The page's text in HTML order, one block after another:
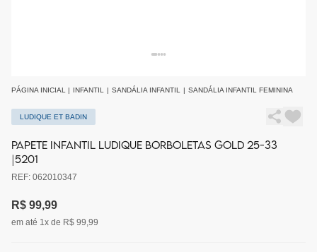
PÁGINA INICIAL | INFANTIL | SANDÁLIA INFANTIL | SANDÁLIA INFANTIL FEMININA
LUDIQUE ET BADIN
PAPETE INFANTIL LUDIQUE BORBOLETAS GOLD 25-33
|5201
REF: 062010347
R$ 99,99
em até 1x de R$ 99,99